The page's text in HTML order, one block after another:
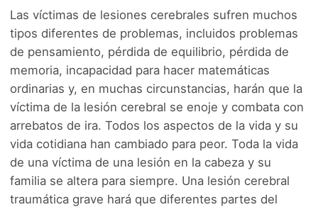
Las víctimas de lesiones cerebrales sufren muchos
tipos diferentes de problemas, incluidos problemas
de pensamiento, pérdida de equilibrio, pérdida de
memoria, incapacidad para hacer matemáticas
ordinarias y, en muchas circunstancias, harán que la
víctima de la lesión cerebral se enoje y combata con
arrebatos de ira. Todos los aspectos de la vida y su
vida cotidiana han cambiado para peor. Toda la vida
de una víctima de una lesión en la cabeza y su
familia se altera para siempre. Una lesión cerebral
traumática grave hará que diferentes partes del